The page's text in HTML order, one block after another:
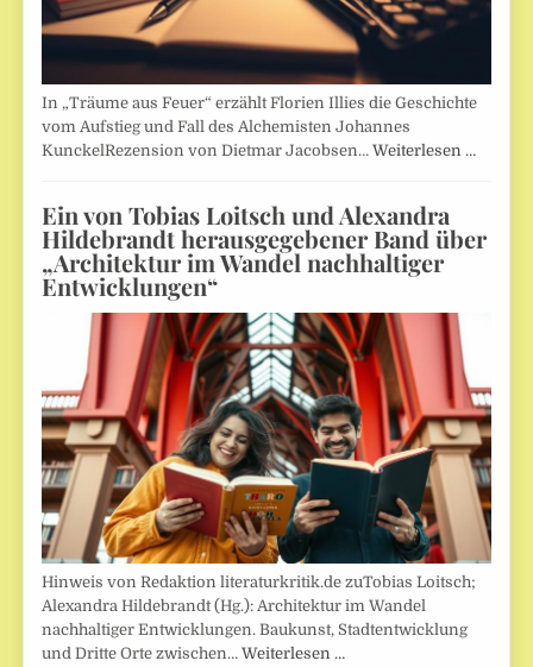
In „Träume aus Feuer“ erzählt Florien Illies die Geschichte
vom Aufstieg und Fall des Alchemisten Johannes
KunckelRezension von Dietmar Jacobsen…Weiterlesen …
Ein von Tobias Loitsch und Alexandra
Hildebrandt herausgegebener Band über
„Architektur im Wandel nachhaltiger
Entwicklungen“
Hinweis von Redaktion literaturkritik.de zuTobias Loitsch;
Alexandra Hildebrandt (Hg.): Architektur im Wandel
nachhaltiger Entwicklungen. Baukunst, Stadtentwicklung
und Dritte Orte zwischen…Weiterlesen …